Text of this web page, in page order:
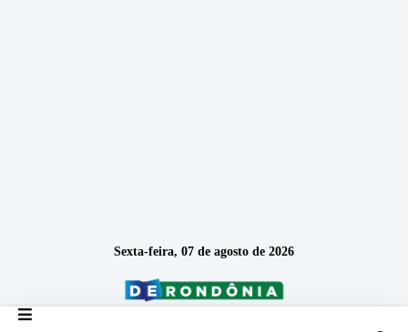
Sexta-feira, 07 de agosto de 2026